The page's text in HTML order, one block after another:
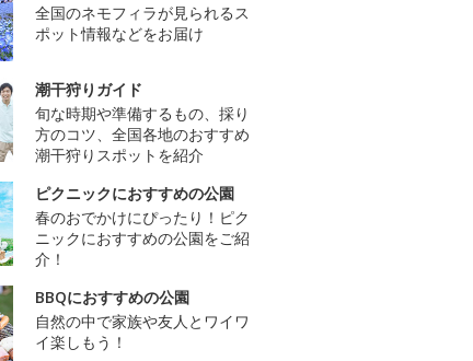
全国のネモフィラが見られるス
ポット情報などをお届け
潮干狩りガイド
旬な時期や準備するもの、採り
方のコツ、全国各地のおすすめ
潮干狩りスポットを紹介
ピクニックにおすすめの公園
春のおでかけにぴったり！ピク
ニックにおすすめの公園をご紹
介！
BBQにおすすめの公園
自然の中で家族や友人とワイワ
イ楽しもう！